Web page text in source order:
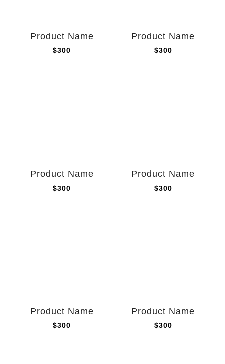
Product Name
$300
Product Name
$300
Product Name
$300
Product Name
$300
Product Name
$300
Product Name
$300